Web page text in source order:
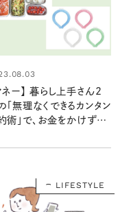
ネー】 暮らし上手さん2
「無理なくできるカンタン
術」で、お金をかけずに
LIFESTYLE